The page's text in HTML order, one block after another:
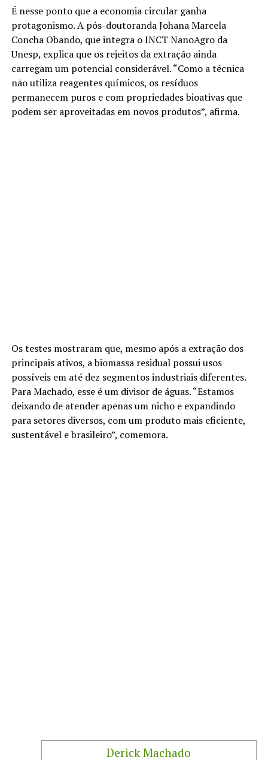
É nesse ponto que a economia circular ganha
protagonismo. A pós-doutoranda Johana Marcela
Concha Obando, que integra o INCT NanoAgro da
Unesp, explica que os rejeitos da extração ainda
carregam um potencial considerável. “Como a técnica
não utiliza reagentes químicos, os resíduos
permanecem puros e com propriedades bioativas que
podem ser aproveitadas em novos produtos”, afirma.
Os testes mostraram que, mesmo após a extração dos
principais ativos, a biomassa residual possui usos
possíveis em até dez segmentos industriais diferentes.
Para Machado, esse é um divisor de águas. “Estamos
deixando de atender apenas um nicho e expandindo
para setores diversos, com um produto mais eficiente,
sustentável e brasileiro”, comemora.
Derick Machado